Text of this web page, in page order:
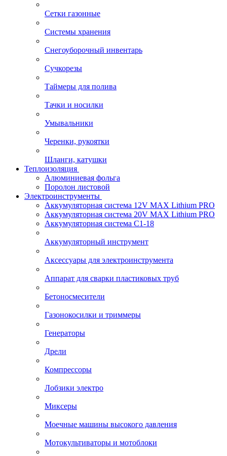
Сетки газонные
Системы хранения
Снегоуборочный инвентарь
Сучкорезы
Таймеры для полива
Тачки и носилки
Умывальники
Черенки, рукоятки
Шланги, катушки
Теплоизоляция
Алюминиевая фольга
Поролон листовой
Электроинструменты
Аккумуляторная система 12V MAX Lithium PRO
Аккумуляторная система 20V MAX Lithium PRO
Аккумуляторная система С1-18
Аккумуляторный инструмент
Аксессуары для электроинструмента
Аппарат для сварки пластиковых труб
Бетоносмесители
Газонокосилки и триммеры
Генераторы
Дрели
Компрессоры
Лобзики электро
Миксеры
Моечные машины высокого давления
Мотокультиваторы и мотоблоки